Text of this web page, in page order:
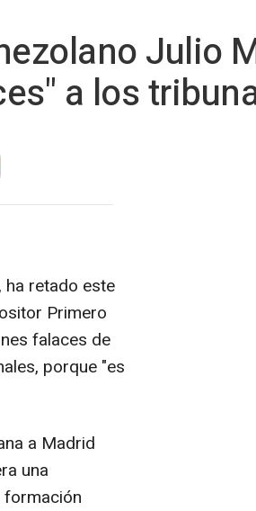
Julio
a los
ha retado este
Primero
falaces de
porque "es
a Madrid
una
formación